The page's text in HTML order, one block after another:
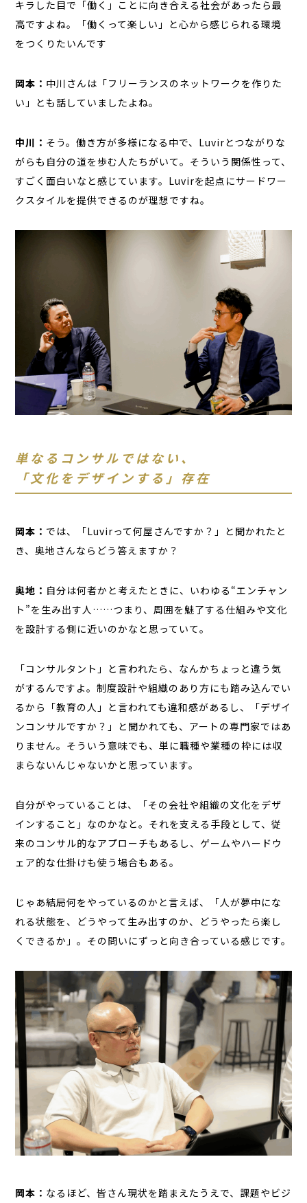
キラした目で「働く」ことに向き合える社会があったら最
高ですよね。「働くって楽しい」と心から感じられる環境
をつくりたいんです
岡本： 中川さんは「フリーランスのネットワークを作りた
い」とも話していましたよね。
中川： そう。働き方が多様になる中で、Luvirとつながりな
がらも自分の道を歩む人たちがいて。そういう関係性って、
すごく面白いなと感じています。Luvirを起点にサードワー
クスタイルを提供できるのが理想ですね。
単なるコンサルではない、
「文化をデザインする」存在
岡本： では、「Luvirって何屋さんですか？」と聞かれたと
き、奥地さんならどう答えますか？
奥地： 自分は何者かと考えたときに、いわゆる“エンチャン
ト”を生み出す人……つまり、周囲を魅了する仕組みや文化
を設計する側に近いのかなと思っていて。
「コンサルタント」と言われたら、なんかちょっと違う気
がするんですよ。制度設計や組織のあり方にも踏み込んでい
るから「教育の人」と言われても違和感があるし、「デザイ
ンコンサルですか？」と聞かれても、アートの専門家ではあ
りません。そういう意味でも、単に職種や業種の枠には収
まらないんじゃないかと思っています。
自分がやっていることは、「その会社や組織の文化をデザ
インすること」なのかなと。それを支える手段として、従
来のコンサル的なアプローチもあるし、ゲームやハードウ
ェア的な仕掛けも使う場合もある。
じゃあ結局何をやっているのかと言えば、「人が夢中にな
れる状態を、どうやって生み出すのか、どうやったら楽し
くできるか」。その問いにずっと向き合っている感じです。
岡本： なるほど、皆さん現状を踏まえたうえで、課題やビジ